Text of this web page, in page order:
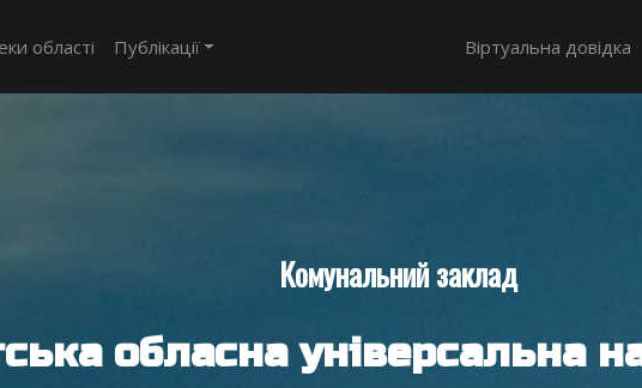
області Публікації Віртуальна довідка
Комунальний заклад
обласна універсальна